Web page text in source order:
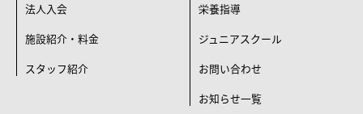
法人入会
施設紹介・料金
スタッフ紹介
栄養指導
ジュニアスクール
お問い合わせ
お知らせ一覧